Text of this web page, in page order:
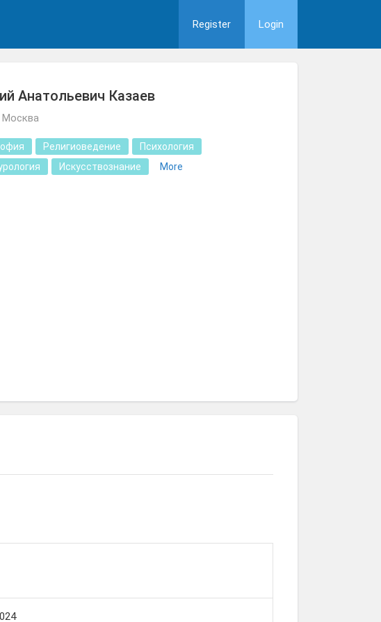
Register Login
Анатольевич Казаев
Москва
Религиоведение
Психология
Искусствознание More